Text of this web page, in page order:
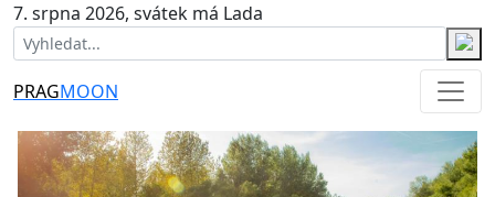
7. srpna 2026, svátek má Lada
PRAGMOON